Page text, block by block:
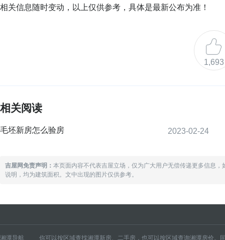
相关信息随时变动，以上仅供参考，具体是最新公布为准！
1,693
相关阅读
毛坯新房怎么验房 2023-02-24
吉屋网免责声明： 本页面内容不代表吉屋立场，仅为广大用户无偿传递更多信息
说明，均为建筑面积。文中出现的图片仅供参考。
湘潭导航 你可以按区域查找湘潭新房、二手房，也可以按区域查询湘潭房价。